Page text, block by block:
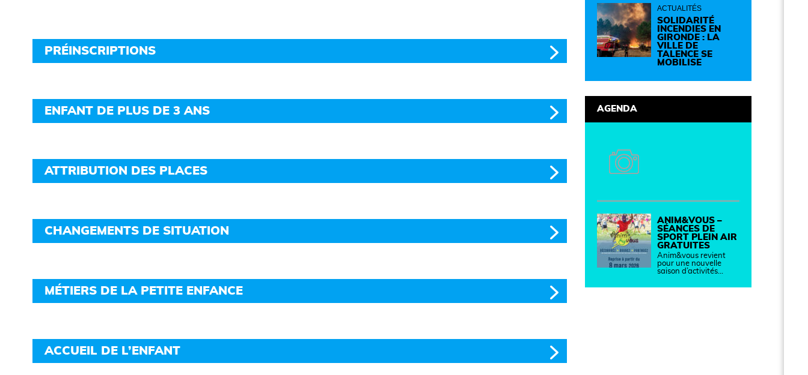
PRÉINSCRIPTIONS
ENFANT DE PLUS DE 3 ANS
ATTRIBUTION DES PLACES
CHANGEMENTS DE SITUATION
MÉTIERS DE LA PETITE ENFANCE
ACCUEIL DE L’ENFANT
des rencontres pour
passer à l'action !
Cette journée réunit
de nombreux
partenaires autour
d'initiatives concrètes
pour un territoire plus
durable et solidaire.
ACTUALITÉS
SOLIDARITÉ
INCENDIES EN
GIRONDE : LA
VILLE DE
TALENCE SE
MOBILISE
AGENDA
ANIM&VOUS –
SÉANCES DE
SPORT PLEIN AIR
GRATUITES
Anim&vous revient
pour une nouvelle
saison d’activités…